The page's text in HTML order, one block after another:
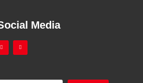
Media